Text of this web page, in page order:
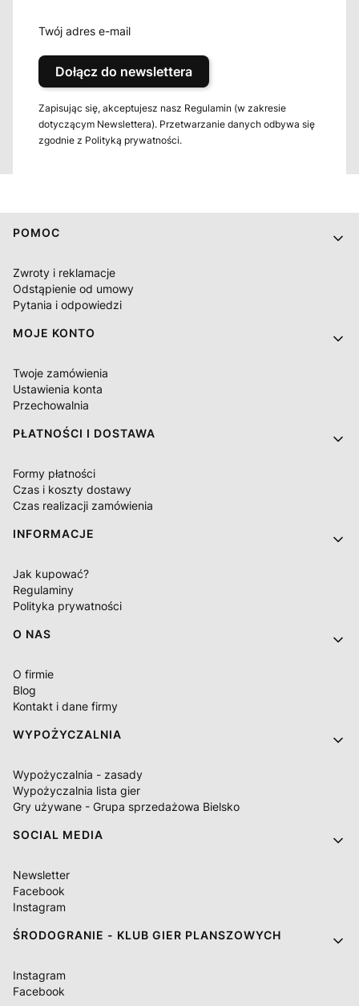
Twój adres e-mail
Dołącz do newslettera
Zapisując się, akceptujesz nasz Regulamin (w zakresie
dotyczącym Newslettera). Przetwarzanie danych odbywa się
zgodnie z Polityką prywatności.
Linki w stopce
POMOC
Zwroty i reklamacje
Odstąpienie od umowy
Pytania i odpowiedzi
MOJE KONTO
Twoje zamówienia
Ustawienia konta
Przechowalnia
PŁATNOŚCI I DOSTAWA
Formy płatności
Czas i koszty dostawy
Czas realizacji zamówienia
INFORMACJE
Jak kupować?
Regulaminy
Polityka prywatności
O NAS
O firmie
Blog
Kontakt i dane firmy
WYPOŻYCZALNIA
Wypożyczalnia - zasady
Wypożyczalnia lista gier
Gry używane - Grupa sprzedażowa Bielsko
SOCIAL MEDIA
Newsletter
Facebook
Instagram
ŚRODOGRANIE - KLUB GIER PLANSZOWYCH
Instagram
Facebook